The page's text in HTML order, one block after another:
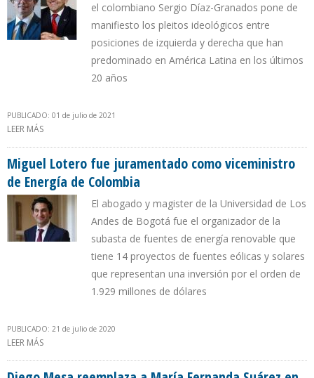
el colombiano Sergio Díaz-Granados pone de
manifiesto los pleitos ideológicos entre
posiciones de izquierda y derecha que han
predominado en América Latina en los últimos
20 años
PUBLICADO: 01 de julio de 2021
LEER MÁS
Miguel Lotero fue juramentado como viceministro
de Energía de Colombia
El abogado y magister de la Universidad de Los
Andes de Bogotá fue el organizador de la
subasta de fuentes de energía renovable que
tiene 14 proyectos de fuentes eólicas y solares
que representan una inversión por el orden de
1.929 millones de dólares
PUBLICADO: 21 de julio de 2020
LEER MÁS